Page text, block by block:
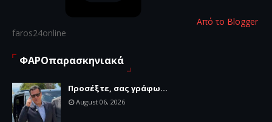
Από το Blogger
faros24online
ΦΑΡΟπαρασκηνιακά
Προσέξτε, σας γράφω...
August 06, 2026